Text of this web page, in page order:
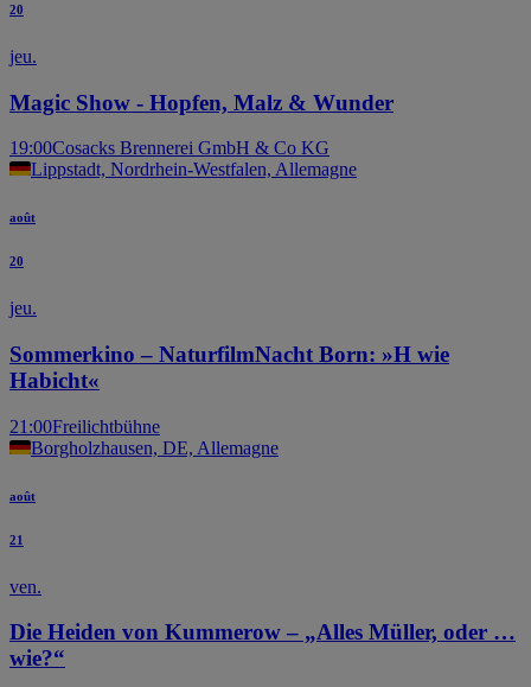
20
jeu.
Magic Show - Hopfen, Malz & Wunder
19:00Cosacks Brennerei GmbH & Co KG
Lippstadt, Nordrhein-Westfalen, Allemagne
août
20
jeu.
Sommerkino – NaturfilmNacht Born: »H wie
Habicht«
21:00Freilichtbühne
Borgholzhausen, DE, Allemagne
août
21
ven.
Die Heiden von Kummerow – „Alles Müller, oder …
wie?“